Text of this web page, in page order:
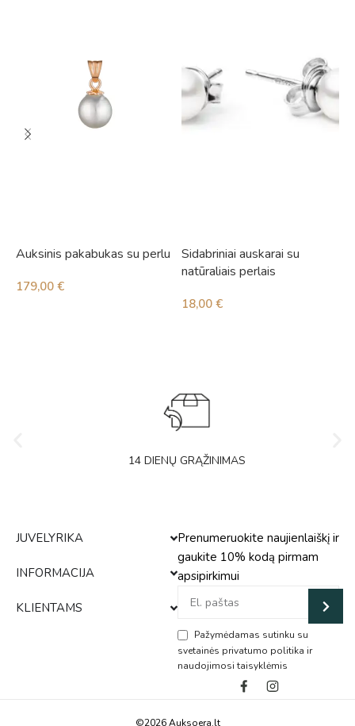
Auksinis pakabukas su perlu
179,00 €
Sidabriniai auskarai su
natūraliais perlais
18,00 €
14 DIENŲ GRĄŽINIMAS
JUVELYRIKA
INFORMACIJA
KLIENTAMS
Prenumeruokite naujienlaiškį ir
gaukite 10% kodą pirmam
apsipirkimui
Pažymėdamas sutinku su
svetainės privatumo politika ir
naudojimosi taisyklėmis
Alternative:
©2026 Auksoera.lt